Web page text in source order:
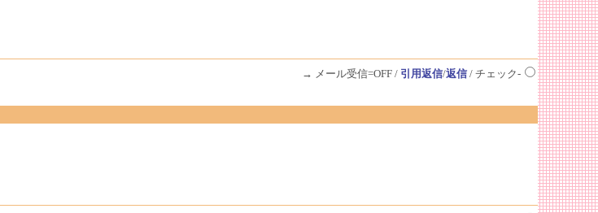
→ メール受信=OFF / 引用返信/返信/ チェック-